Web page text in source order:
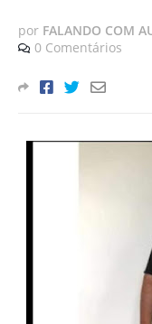
por FALANDO COM
0 Comentários